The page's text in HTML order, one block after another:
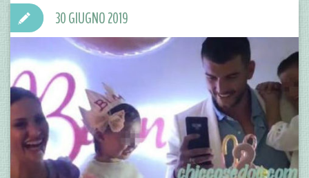
30 GIUGNO 2019